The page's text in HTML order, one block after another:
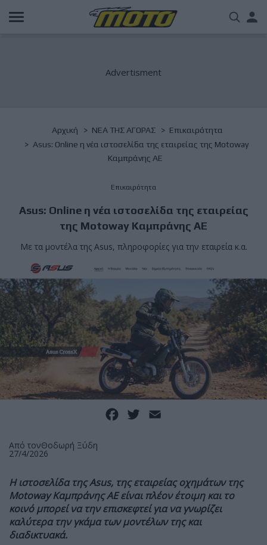
Παράκαμψη
προς
Breadcrumb
Αρχική NΕΑ ΤΗΣ ΑΓΟΡΑΣ
Επικαιρότητα
Asus: Online η νέα ιστοσελίδα της εταιρείας της Motoway
Καμπράνης ΑΕ
Επικαιρότητα
Asus: Online η νέα ιστοσελίδα της εταιρείας
της Motoway Καμπράνης ΑΕ
Με τα μοντέλα της Asus, πληροφορίες για την εταιρεία κ.α.
Facebook
Twitter
Από τονΘοδωρή Ξύδη
27/4/2026
Η ιστοσελίδα της Asus, της εταιρείας οχημάτων της
Motoway Καμπράνης ΑΕ είναι πλέον έτοιμη και το
κοινό μπορεί να την επισκεφτεί για να γνωρίζει
καλύτερα την γκάμα των μοντέλων της και
διαδικτυακά.